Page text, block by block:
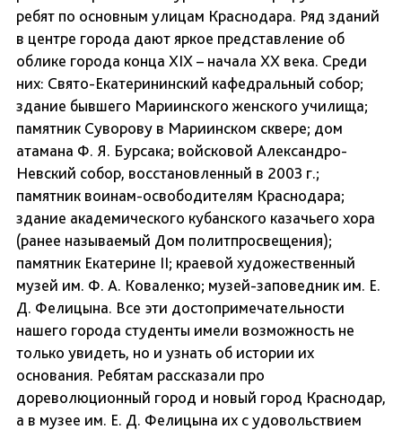
ребят по основным улицам Краснодара. Ряд зданий
в центре города дают яркое представление об
облике города конца XIX – начала XX века. Среди
них: Свято-Екатерининский кафедральный собор;
здание бывшего Мариинского женского училища;
памятник Суворову в Мариинском сквере; дом
атамана Ф. Я. Бурсака; войсковой Александро-
Невский собор, восстановленный в 2003 г.;
памятник воинам-освободителям Краснодара;
здание академического кубанского казачьего хора
(ранее называемый Дом политпросвещения);
памятник Екатерине II; краевой художественный
музей им. Ф. А. Коваленко; музей-заповедник им. Е.
Д. Фелицына. Все эти достопримечательности
нашего города студенты имели возможность не
только увидеть, но и узнать об истории их
основания. Ребятам рассказали про
дореволюционный город и новый город Краснодар,
а в музее им. Е. Д. Фелицына их с удовольствием